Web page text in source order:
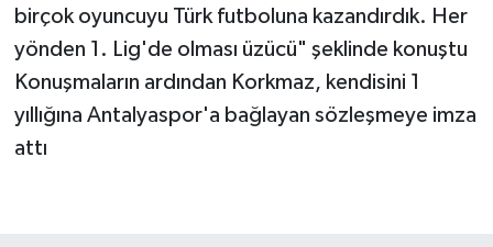
birçok oyuncuyu Türk futboluna kazandırdık. Her
yönden 1. Lig'de olması üzücü" şeklinde konuştu
Konuşmaların ardından Korkmaz, kendisini 1
yıllığına Antalyaspor'a bağlayan sözleşmeye imza
attı